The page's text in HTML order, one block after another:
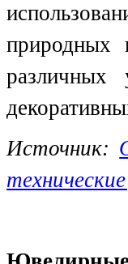
природных
Источник: